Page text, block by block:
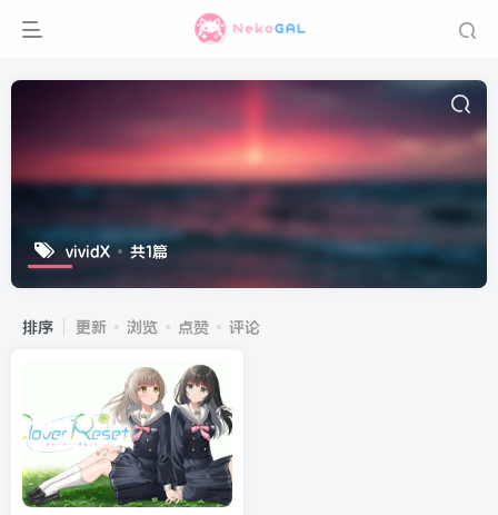
vividX 共1篇
排序 更新 浏览 点赞 评论